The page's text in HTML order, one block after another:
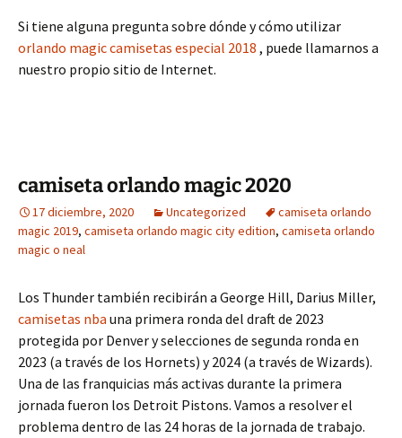
Si tiene alguna pregunta sobre dónde y cómo utilizar
orlando magic camisetas especial 2018 , puede llamarnos a
nuestro propio sitio de Internet.
camiseta orlando magic 2020
17 diciembre, 2020 Uncategorized
camiseta orlando
magic 2019, camiseta orlando magic city edition, camiseta orlando
magic o neal
Los Thunder también recibirán a George Hill, Darius Miller,
camisetas nba una primera ronda del draft de 2023
protegida por Denver y selecciones de segunda ronda en
2023 (a través de los Hornets) y 2024 (a través de Wizards).
Una de las franquicias más activas durante la primera
jornada fueron los Detroit Pistons. Vamos a resolver el
problema dentro de las 24 horas de la jornada de trabajo.